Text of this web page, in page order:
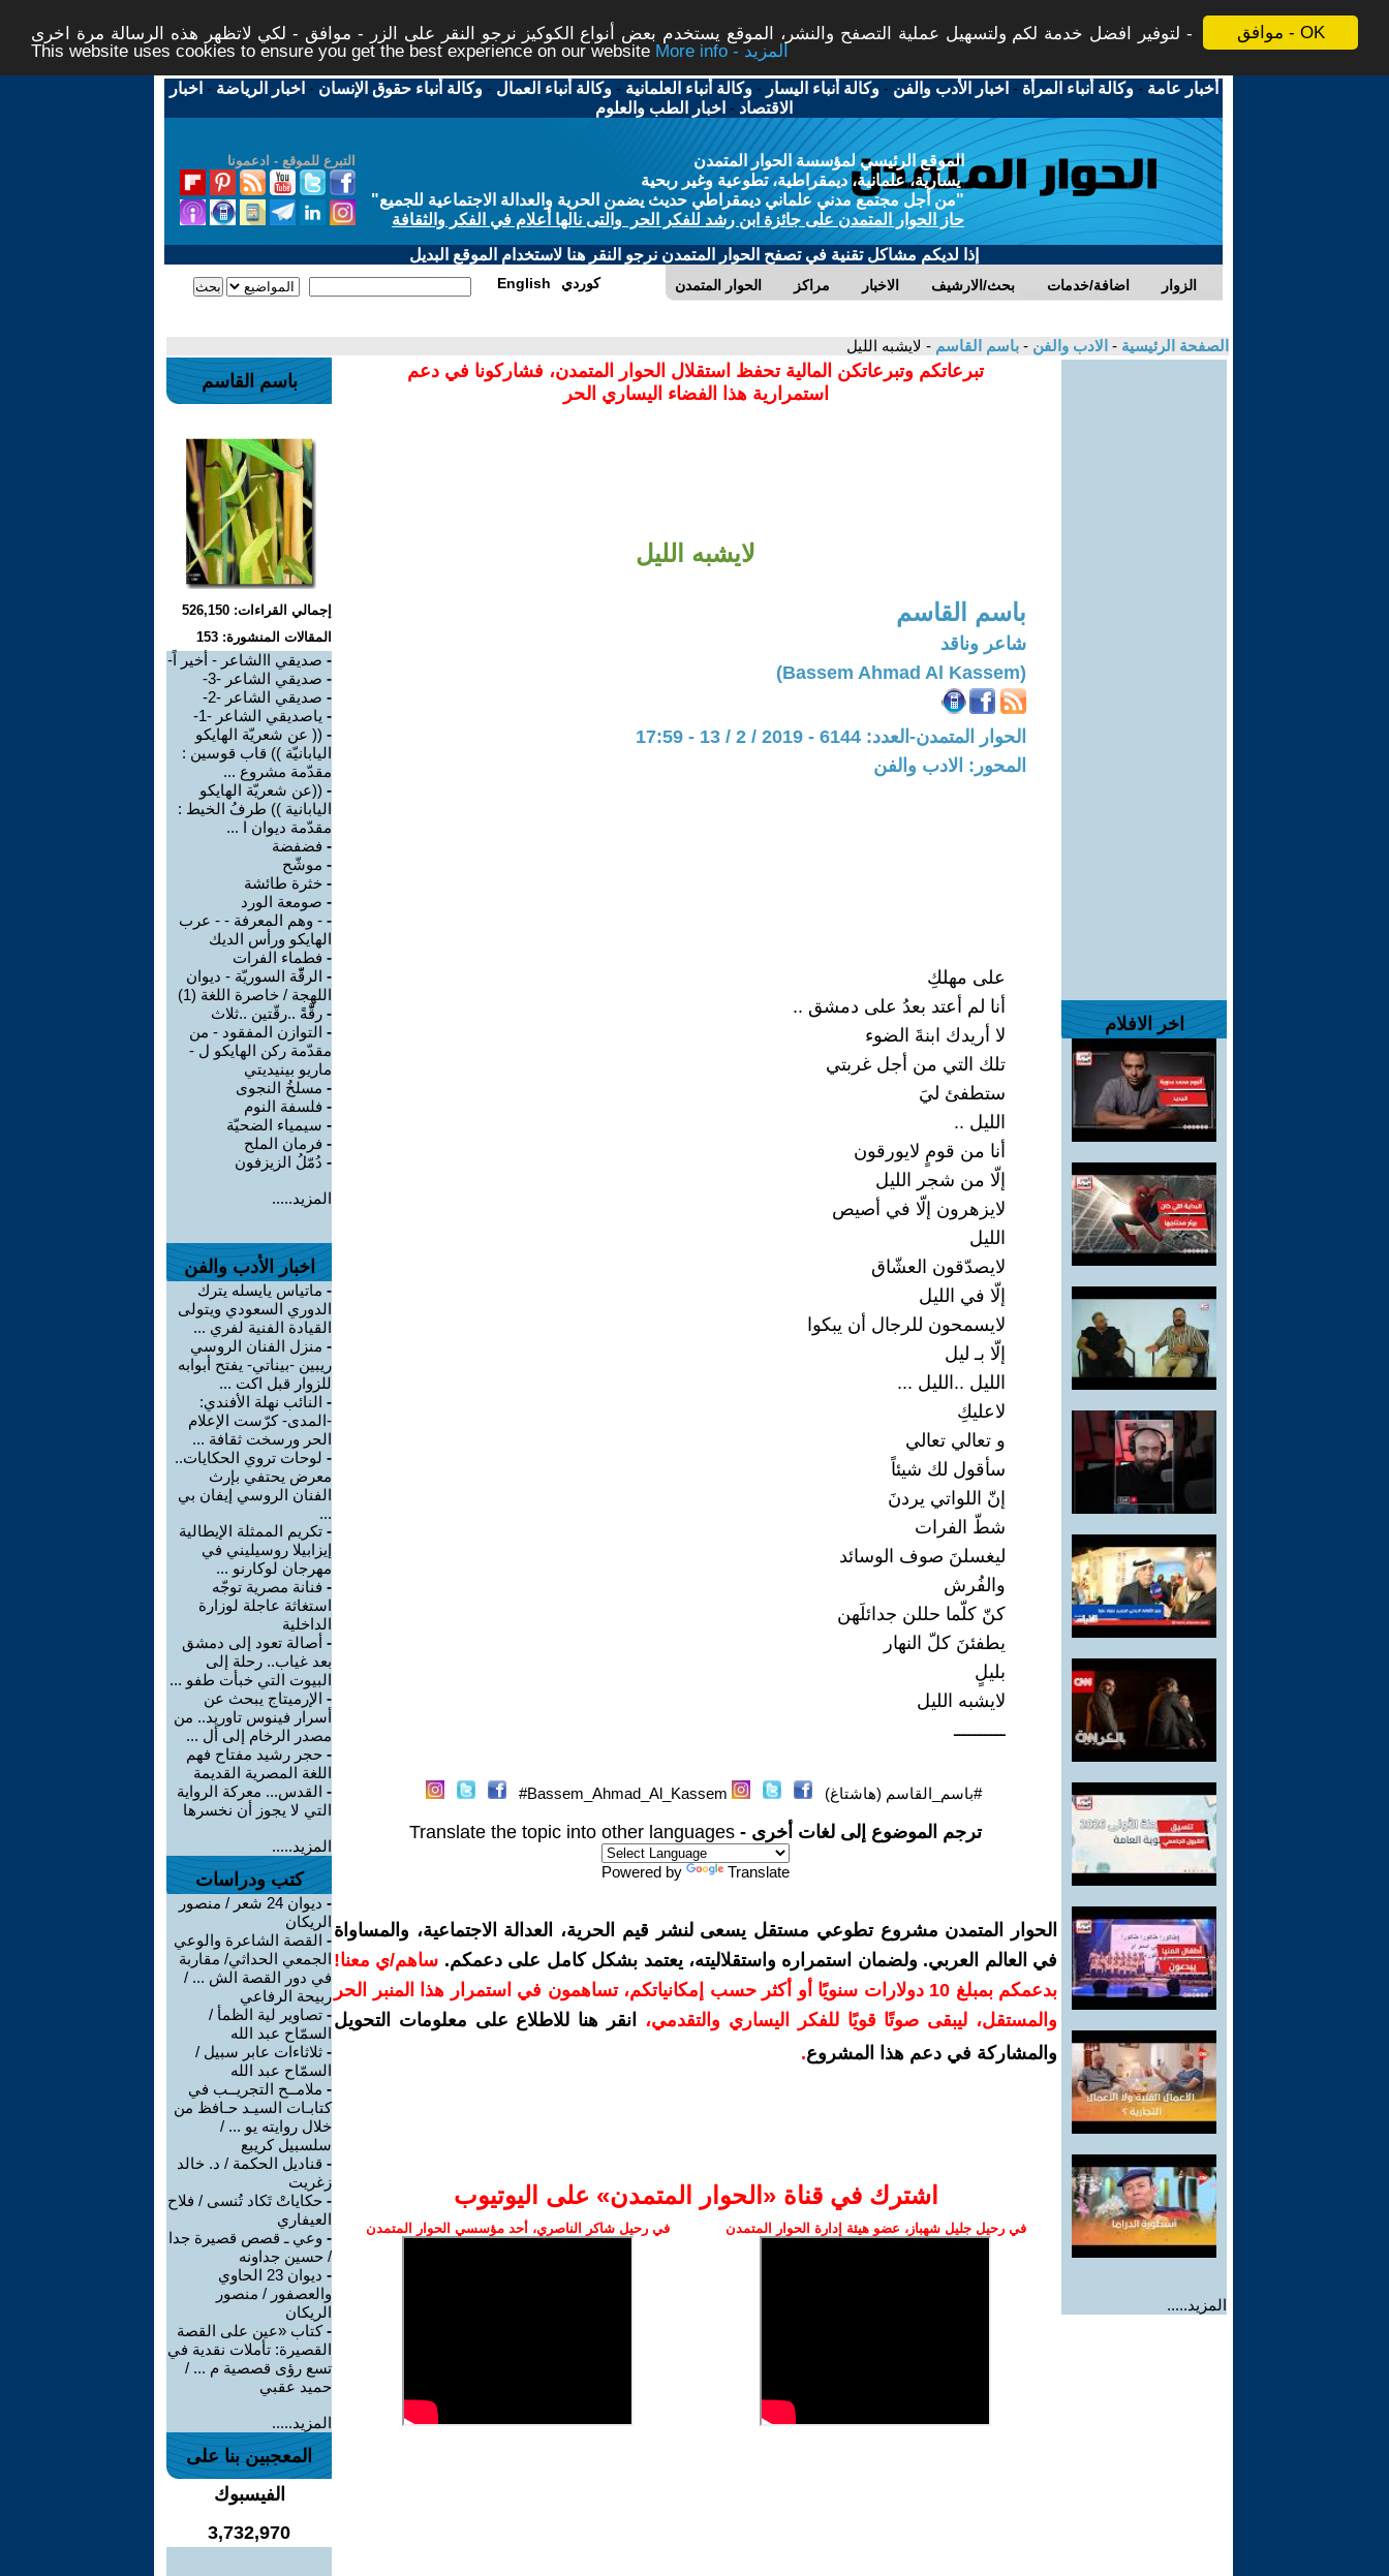
موافق - OK
لتوفير افضل خدمة لكم ولتسهيل عملية التصفح والنشر، الموقع يستخدم بعض أنواع الكوكيز نرجو النقر على الزر - موافق - لكي لاتظهر هذه الرسالة مرة اخرى -
This website uses cookies to ensure you get the best experience on our website
More info - المزيد
أخبار عامة -وكالة أنباء المرأة - اخبار الأدب والفن -وكالة أنباء اليسار -وكالة أنباء العلمانية -وكالة أنباء العمال -وكالة أنباء حقوق الإنسان - اخبار الرياضة - اخبار
الاقتصاد - اخبار الطب والعلوم
التبرع للموقع - ادعمونا
الموقع الرئيسي لمؤسسة الحوار المتمدن
يسارية، علمانية، ديمقراطية، تطوعية وغير ربحية
"من أجل مجتمع مدني علماني ديمقراطي حديث يضمن الحرية والعدالة الاجتماعية للجميع"
حاز الحوار المتمدن على جائزة ابن رشد للفكر الحر والتى نالها أعلام في الفكر والثقافة
إذا لديكم مشاكل تقنية في تصفح الحوار المتمدن نرجو النقر هنا لاستخدام الموقع البديل
الحوار المتمدن مراكز الاخبار بحث/الارشيف اضافة/خدمات الزوار English كوردي
الصفحة الرئيسية - الادب والفن - باسم القاسم - لايشبه الليل
اخر الافلام
المزيد.....
تبرعاتكم وتبرعاتكن المالية تحفظ استقلال الحوار المتمدن، فشاركونا في دعم
استمرارية هذا الفضاء اليساري الحر
لايشبه الليل
باسم القاسم
شاعر وناقد
(Bassem Ahmad Al Kassem)
الحوار المتمدن-العدد: 6144 - 2019 / 2 / 13 - 17:59
المحور: الادب والفن
على مهلكِ
أنا لم أعتد بعدُ على دمشق ..
لا أريدك ابنةَ الضوء
تلك التي من أجل غربتي
ستطفئ ليَ
الليل ..
أنا من قومٍ لايورقون
إلّا من شجر الليل
لايزهرون إلّا في أصيص
الليل
لايصدّقون العشّاق
إلّا في الليل
لايسمحون للرجال أن يبكوا
إلّا بـ ليل
الليل ..الليل ...
لاعليكِ
و تعالي تعالي
سأقول لك شيئاً
إنّ اللواتي يردنَ
شطّ الفرات
ليغسلنَ صوف الوسائد
والفُرش
كنّ كلّما حللن جدائلَهن
يطفئنَ كلّ النهار
بليلٍ
لايشبه الليل
ــــــــــ
#باسم_القاسم (هاشتاغ) Bassem_Ahmad_Al_Kassem#
ترجم الموضوع إلى لغات أخرى - Translate the topic into other languages
Powered by Translate
الحوار المتمدن مشروع تطوعي مستقل يسعى لنشر قيم الحرية، العدالة الاجتماعية، والمساواة
في العالم العربي. ولضمان استمراره واستقلاليته، يعتمد بشكل كامل على دعمكم. ساهم/ي معنا!
بدعمكم بمبلغ 10 دولارات سنويًا أو أكثر حسب إمكانياتكم، تساهمون في استمرار هذا المنبر الحر
والمستقل، ليبقى صوتًا قويًا للفكر اليساري والتقدمي،
انقر هنا للاطلاع على معلومات التحويل
والمشاركة في دعم هذا المشروع.
اشترك في قناة ‫«الحوار المتمدن» على اليوتيوب
في رحيل جليل شهباز، عضو هيئة إدارة الحوار المتمدن في رحيل شاكر الناصري، أحد مؤسسي الحوار المتمدن
باسم القاسم
إجمالي القراءات: 526,150
المقالات المنشورة: 153
- صديقي االشاعر - أخير اً-
- صديقي الشاعر -3-
- صديقي الشاعر -2-
- ياصديقي الشاعر -1-
- (( عن شعريّة الهايكو
اليابانيّة )) قاب قوسين :
مقدّمة مشروع ...
- ((عن شعريّة الهايكو
اليابانية )) طرفُ الخيط :
مقدّمة ديوان ا ...
- فضفضة
- موشّح
- خثرة طائشة
- صومعة الورد
- - وهم المعرفة - - عرب
الهايكو ورأس الديك
- فطماء الفرات
- الرقّّة السوريّة - ديوان
اللهجة / خاصرة اللغة (1)
- رقَّّةً ..رقّتين ..ثلاث
- التوازن المفقود - من
مقدّمة ركن الهايكو ل -
ماريو بينيديتي
- مسلخُ النجوى
- فلسفة النوم
- سيمياء الضحيّة
- فرمان الملح
- دُمّلُ الزيزفون
المزيد.....
اخبار الأدب والفن
- ماتياس يايسله يترك
الدوري السعودي ويتولى
القيادة الفنية لفري ...
- منزل الفنان الروسي
ريبين -بيناتي- يفتح أبوابه
للزوار قبل اكت ...
- النائب نهلة الأفندي:
-المدى- كرّست الإعلام
الحر ورسخت ثقافة ...
- لوحات تروي الحكايات..
معرض يحتفي بإرث
الفنان الروسي إيفان بي
...
- تكريم الممثلة الإيطالية
إيزابيلا روسيليني في
مهرجان لوكارنو ...
- فنانة مصرية توجّه
استغاثة عاجلة لوزارة
الداخلية
- أصالة تعود إلى دمشق
بعد غياب.. رحلة إلى
البيوت التي خبأت طفو ...
- الإرميتاج يبحث عن
أسرار فينوس تاوريد.. من
مصدر الرخام إلى أل ...
- حجر رشيد مفتاح فهم
اللغة المصرية القديمة
- القدس... معركة الرواية
التي لا يجوز أن نخسرها
المزيد.....
كتب ودراسات
-
ديوان 24 شعر / منصور
الريكان
- القصة الشاعرة والوعي
الجمعي الحداثي/ مقاربة
في دور القصة الش ... /
ربيحة الرفاعي
- تصاوير لية الظمأ /
السمّاح عبد الله
- ثلاثاءات عابر سبيل /
السمّاح عبد الله
- ملامــح التجريــب في
كتابـات السيـد حـافظ من
خلال روايته يو ... /
سلسبيل كريبع
- قناديل الحكمة / د. خالد
زغريت
- حكاياتْ تَكاد تُنسى / فلاح
العيفاري
- وعي ـ قصص قصيرة جدا
/ حسين جداونه
-
ديوان 23 الحاوي
والعصفور / منصور
الريكان
-كتاب «عين على القصة
القصيرة: تأملات نقدية في
تسع رؤى قصصية م ... /
حميد عقبي
المزيد.....
المعجبين بنا على
الفيسبوك
3,732,970